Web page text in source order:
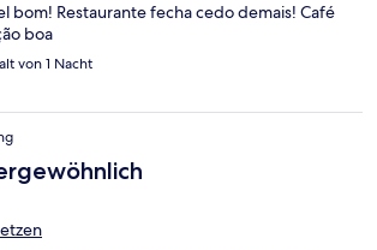
bom! Restaurante fecha cedo demais! Café
boa
von 1 Nacht